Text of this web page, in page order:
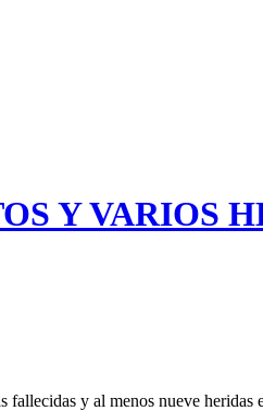
Y VARIOS
y al menos nueve